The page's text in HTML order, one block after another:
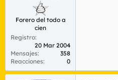
Forero del todo a
cien
Registro
20 Mar 2004
Mensajes
358
Reacciones
0